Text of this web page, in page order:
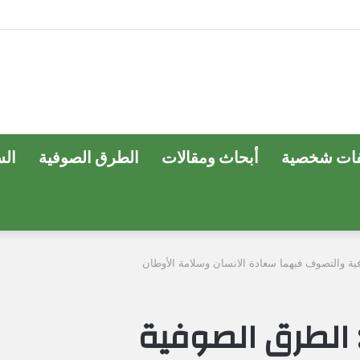
شخصية أبحاث ومقالات الطرق الصوفية
والتصوف فيهما سعادة الانسان وسلامة الأوطان
الصوفية